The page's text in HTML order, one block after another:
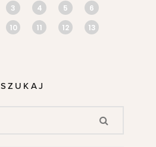
3 4 5
6
10 11 12 13
SZUKAJ